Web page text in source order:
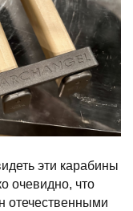
эти карабины
очевидно, что
отечественными